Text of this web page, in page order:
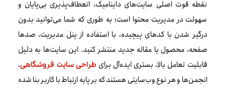
نقطه قوت اصلی سایت‌های داینامیک، انعطاف‌پذیری بی‌پایان و
سهولت در مدیریت محتوا است؛ به طوری که شما می‌توانید بدون
درگیر شدن با کدهای پیچیده، با استفاده از پنل مدیریت، صدها
صفحه، محصول یا مقاله جدید منتشر کنید. این سایت‌ها به دلیل
قابلیت تعامل بالا، بستری ایده‌آل برایطراحی سایت فروشگاهی،
انجمن‌ها و هر نوع وب‌سایتی هستند که بر پایه ارتباط با کاربر بنا شده